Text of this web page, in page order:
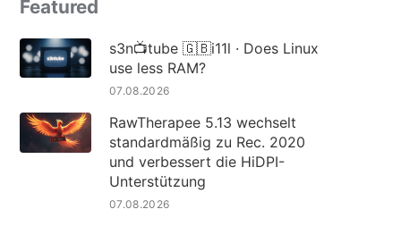
Featured
s3n📺tube 🇬🇧i11l · Does Linux
use less RAM?
07.08.2026
RawTherapee 5.13 wechselt
standardmäßig zu Rec. 2020
und verbessert die HiDPI-
Unterstützung
07.08.2026